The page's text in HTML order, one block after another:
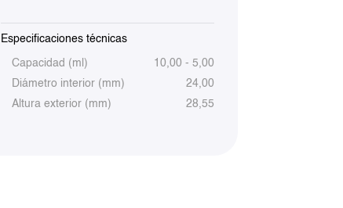
Especificaciones técnicas
Capacidad (ml)
10,00 - 5,00
Diámetro interior (mm)
24,00
Altura exterior (mm)
28,55